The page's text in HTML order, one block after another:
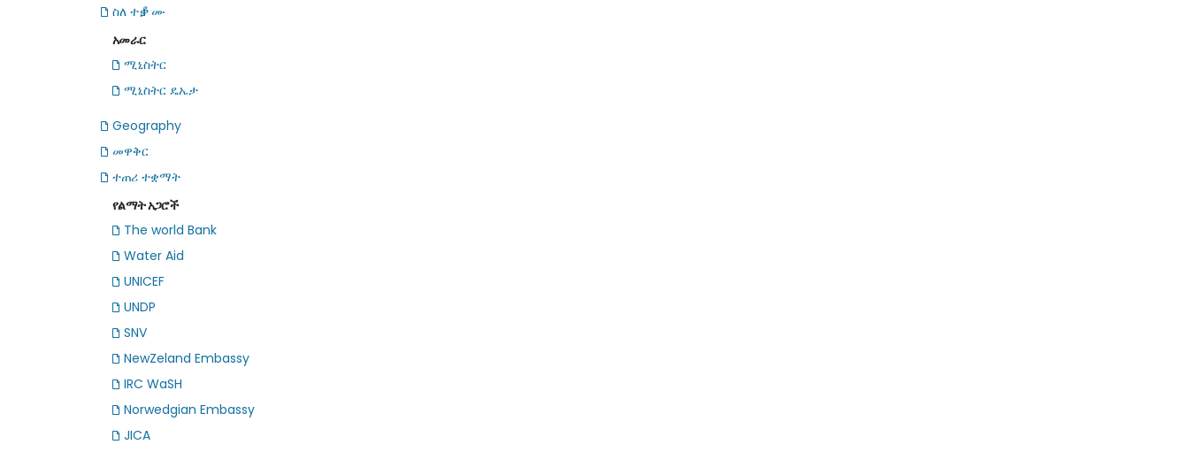
ስለ ተቇሙ
አመራር
ሚኒስትር
ሚኒስትር ዴኤታ
Geography
መዋቅር
ተጠሪ ተቋማት
የልማት አጋሮች
The world Bank
Water Aid
UNICEF
UNDP
SNV
NewZeland Embassy
IRC WaSH
Norwedgian Embassy
JICA